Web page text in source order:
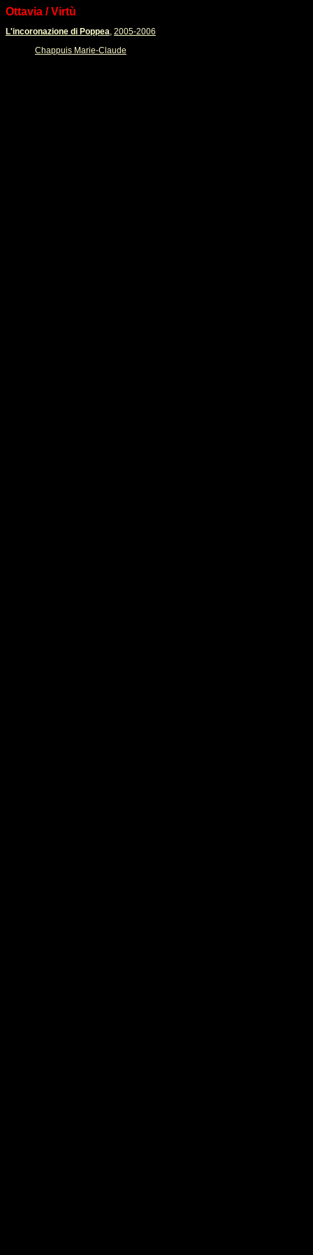
Ottavia / Virtù
L'incoronazione di Poppea, 2005-2006
Chappuis Marie-Claude